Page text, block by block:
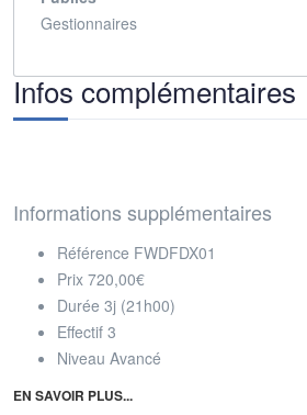
Gestionnaires
Infos complémentaires
Informations supplémentaires
Référence FWDFDX01
Prix 720,00€
Durée 3j (21h00)
Effectif 3
Niveau Avancé
EN SAVOIR PLUS...